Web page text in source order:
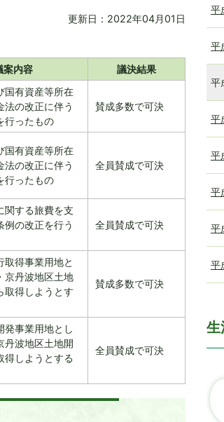
更新日：2022年04月01日
案内容 議決結果
国有資産等所在
法の改正に伴う
行ったもの
賛成多数で可決
国有資産等所在
法の改正に伴う
行ったもの
全員賛成で可決
関する旅費を支
例の改正を行う
全員賛成で可決
取得事業用地と
京丹波地区土地
取得しようとす
賛成多数で可決
発事業用地とし
丹波地区土地開
得しようとする
全員賛成で可決
平
平
平
平
平
平
平
平
生